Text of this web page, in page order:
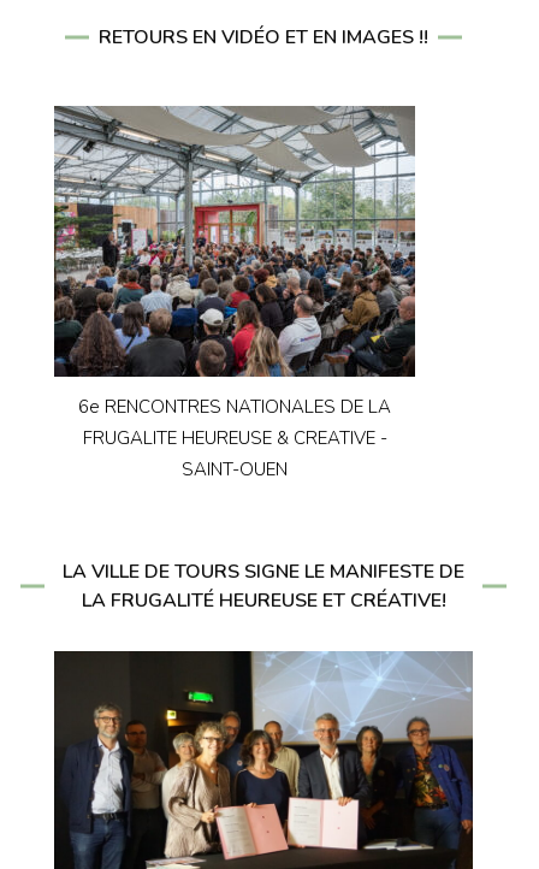
RETOURS EN VIDÉO ET EN IMAGES !!
6e RENCONTRES NATIONALES DE LA
FRUGALITE HEUREUSE & CREATIVE -
SAINT-OUEN
LA VILLE DE TOURS SIGNE LE MANIFESTE DE
LA FRUGALITÉ HEUREUSE ET CRÉATIVE!